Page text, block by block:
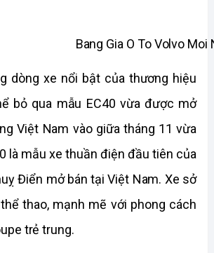
dòng xe nổi bật của thương hiệu
bỏ qua mẫu EC40 vừa được mở
Việt Nam vào giữa tháng 11 vừa
là mẫu xe thuần điện đầu tiên của
Điển mở bán tại Việt Nam. Xe sở
thao, mạnh mẽ với phong cách
trẻ trung.